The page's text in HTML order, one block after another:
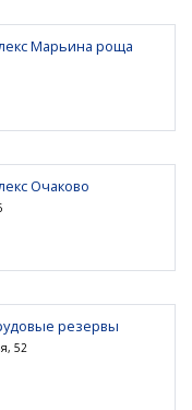
Марьина роща
Очаково
резервы
52